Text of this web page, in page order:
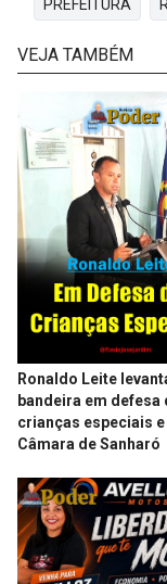
PREFEITURA
VEJA TAMBÉM
Ronaldo Leite
bandeira em defesa
crianças especiais
Câmara de Sanharó